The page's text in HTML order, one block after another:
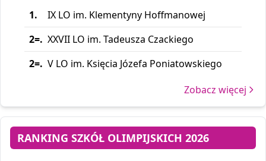
1.
IX LO im. Klementyny Hoffmanowej
2=. XXVII LO im. Tadeusza Czackiego
2=. V LO im. Księcia Józefa Poniatowskiego
Zobacz więcej
RANKING SZKÓŁ OLIMPIJSKICH 2026